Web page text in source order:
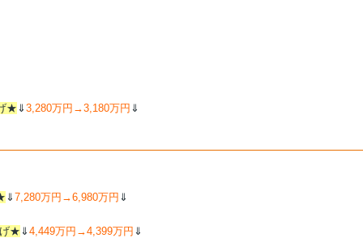
★ ⇓ 3,280万円→3,180万円 ⇓
⇓ 7,280万円→6,980万円 ⇓
★ ⇓ 4,449万円→4,399万円 ⇓